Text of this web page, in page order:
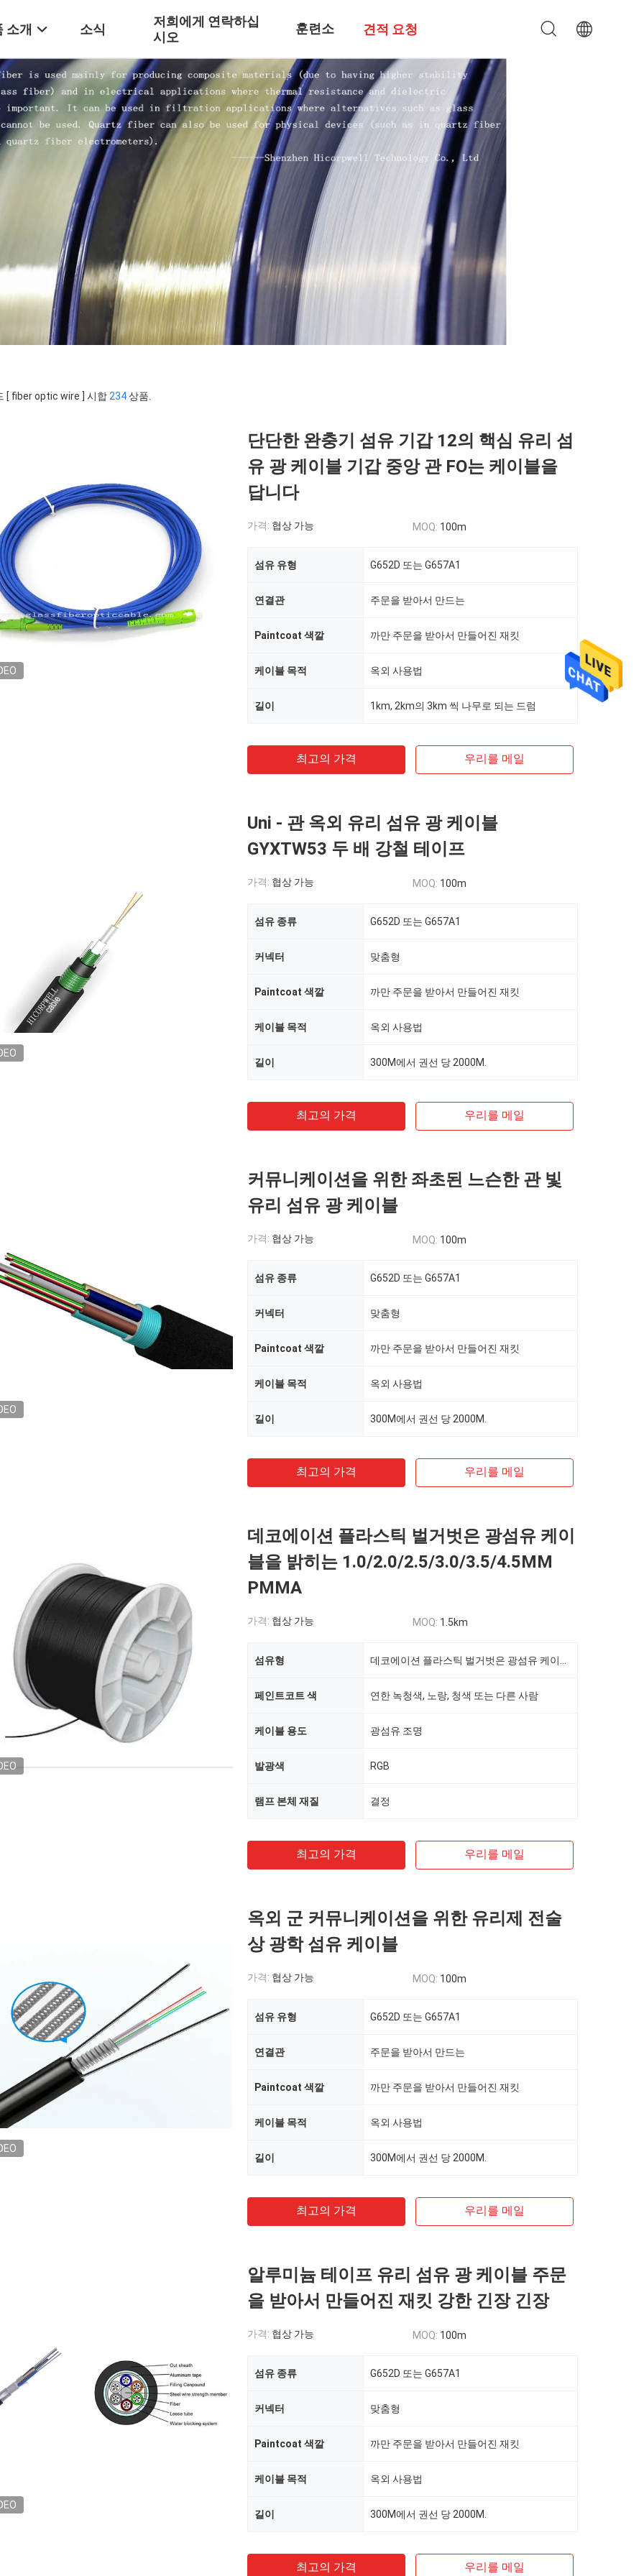
소개 소식
저희에게 연락하십
시오
훈련소 견적 요청
[ fiber optic wire ] 시합 234상품.
단단한 완충기 섬유 기갑 12의 핵심 유리 섬
유 광 케이블 기갑 중앙 관 FO는 케이블을
답니다
가격: 협상 가능 MOQ: 100m
섬유 유형 G652D 또는 G657A1
연결관 주문을 받아서 만드는
Paintcoat 색깔 까만 주문을 받아서 만들어진 재킷
케이블 목적 옥외 사용법
길이 1km, 2km의 3km 씩 나무로 되는 드럼
최고의 가격 우리를 메일
Uni - 관 옥외 유리 섬유 광 케이블
GYXTW53 두 배 강철 테이프
가격: 협상 가능 MOQ: 100m
섬유 종류 G652D 또는 G657A1
커넥터 맞춤형
Paintcoat 색깔 까만 주문을 받아서 만들어진 재킷
케이블 목적 옥외 사용법
길이 300M에서 권선 당 2000M.
최고의 가격 우리를 메일
커뮤니케이션을 위한 좌초된 느슨한 관 빛
유리 섬유 광 케이블
가격: 협상 가능 MOQ: 100m
섬유 종류 G652D 또는 G657A1
커넥터 맞춤형
Paintcoat 색깔 까만 주문을 받아서 만들어진 재킷
케이블 목적 옥외 사용법
길이 300M에서 권선 당 2000M.
최고의 가격 우리를 메일
데코에이션 플라스틱 벌거벗은 광섬유 케이
블을 밝히는 1.0/2.0/2.5/3.0/3.5/4.5MM
PMMA
가격: 협상 가능 MOQ: 1.5km
섬유형
페인트코트 색 연한 녹청색, 노랑, 청색 또는 다른 사람
케이블 용도 광섬유 조명
발광색 RGB
램프 본체 재질 결정
최고의 가격 우리를 메일
옥외 군 커뮤니케이션을 위한 유리제 전술
상 광학 섬유 케이블
가격: 협상 가능 MOQ: 100m
섬유 유형 G652D 또는 G657A1
연결관 주문을 받아서 만드는
Paintcoat 색깔 까만 주문을 받아서 만들어진 재킷
케이블 목적 옥외 사용법
길이 300M에서 권선 당 2000M.
최고의 가격 우리를 메일
알루미늄 테이프 유리 섬유 광 케이블 주문
을 받아서 만들어진 재킷 강한 긴장 긴장
가격: 협상 가능 MOQ: 100m
섬유 종류 G652D 또는 G657A1
커넥터 맞춤형
Paintcoat 색깔 까만 주문을 받아서 만들어진 재킷
케이블 목적 옥외 사용법
길이 300M에서 권선 당 2000M.
최고의 가격 우리를 메일